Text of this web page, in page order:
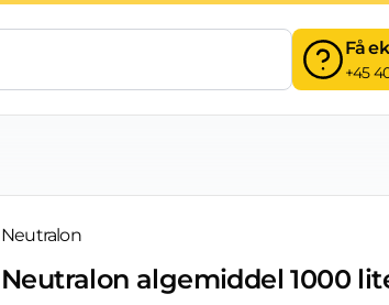
Få
+45
Neutralon
Neutralon algemiddel 1000